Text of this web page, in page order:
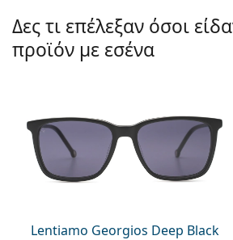
Δες τι επέλεξαν όσοι
προϊόν με εσένα
Lentiamo Georgios Deep Black